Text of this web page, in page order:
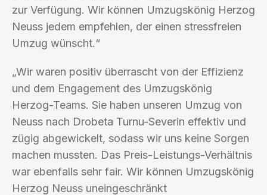
zur Verfügung. Wir können Umzugskönig Herzog
Neuss jedem empfehlen, der einen stressfreien
Umzug wünscht.“
„Wir waren positiv überrascht von der Effizienz
und dem Engagement des Umzugskönig
Herzog-Teams. Sie haben unseren Umzug von
Neuss nach Drobeta Turnu-Severin effektiv und
zügig abgewickelt, sodass wir uns keine Sorgen
machen mussten. Das Preis-Leistungs-Verhältnis
war ebenfalls sehr fair. Wir können Umzugskönig
Herzog Neuss uneingeschränkt